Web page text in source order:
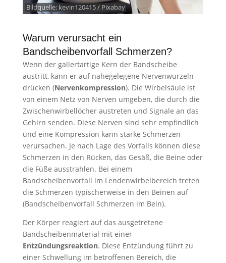
Bildquelle: kevin120415 / Pixabay
Warum verursacht ein
Bandscheibenvorfall Schmerzen?
Wenn der gallertartige Kern der Bandscheibe
austritt, kann er auf nahegelegene Nervenwurzeln
drücken (Nervenkompression). Die Wirbelsäule ist
von einem Netz von Nerven umgeben, die durch die
Zwischenwirbellöcher austreten und Signale an das
Gehirn senden. Diese Nerven sind sehr empfindlich
und eine Kompression kann starke Schmerzen
verursachen. Je nach Lage des Vorfalls können diese
Schmerzen in den Rücken, das Gesäß, die Beine oder
die Füße ausstrahlen. Bei einem
Bandscheibenvorfall im Lendenwirbelbereich treten
die Schmerzen typischerweise in den Beinen auf
(Bandscheibenvorfall Schmerzen im Bein).
Der Körper reagiert auf das ausgetretene
Bandscheibenmaterial mit einer
Entzündungsreaktion. Diese Entzündung führt zu
einer Schwellung im betroffenen Bereich, die